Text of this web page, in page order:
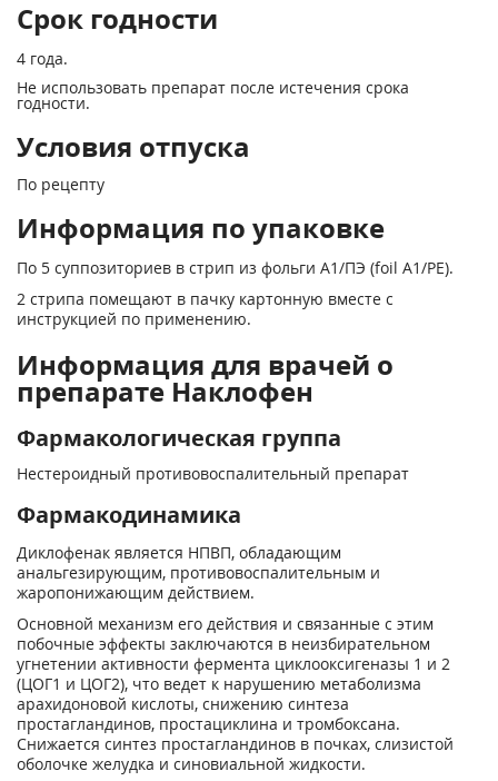
Срок годности
4 года.
Не использовать препарат после истечения срока
годности.
Условия отпуска
По рецепту
Информация по упаковке
По 5 суппозиториев в стрип из фольги A1/ПЭ (foil А1/РЕ).
2 стрипа помещают в пачку картонную вместе с
инструкцией по применению.
Информация для врачей о
препарате Наклофен
Фармакологическая группа
Нестероидный противовоспалительный препарат
Фармакодинамика
Диклофенак является НПВП, обладающим
анальгезирующим, противовоспалительным и
жаропонижающим действием.
Основной механизм его действия и связанные с этим
побочные эффекты заключаются в неизбирательном
угнетении активности фермента циклооксигеназы 1 и 2
(ЦОГ1 и ЦОГ2), что ведет к нарушению метаболизма
арахидоновой кислоты, снижению синтеза
простагландинов, простациклина и тромбоксана.
Снижается синтез простагландинов в почках, слизистой
оболочке желудка и синовиальной жидкости.